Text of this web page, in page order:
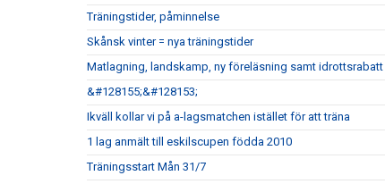
Träningstider, påminnelse
Skånsk vinter = nya träningstider
Matlagning, landskamp, ny föreläsning samt idrottsrabatt
&#128155;&#128153;
Ikväll kollar vi på a-lagsmatchen istället för att träna
1 lag anmält till eskilscupen födda 2010
Träningsstart Mån 31/7